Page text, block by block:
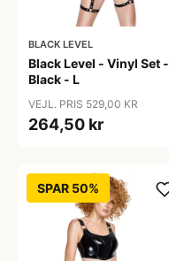
BLACK LEVEL
Black Level - Vinyl Set -
Black - L
VEJL. PRIS 529,00 KR
264,50 kr
SPAR 50%